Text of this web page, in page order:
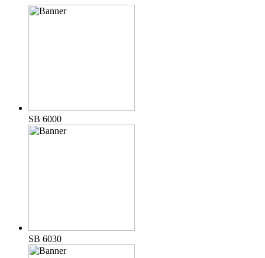
SB 6000
SB 6030